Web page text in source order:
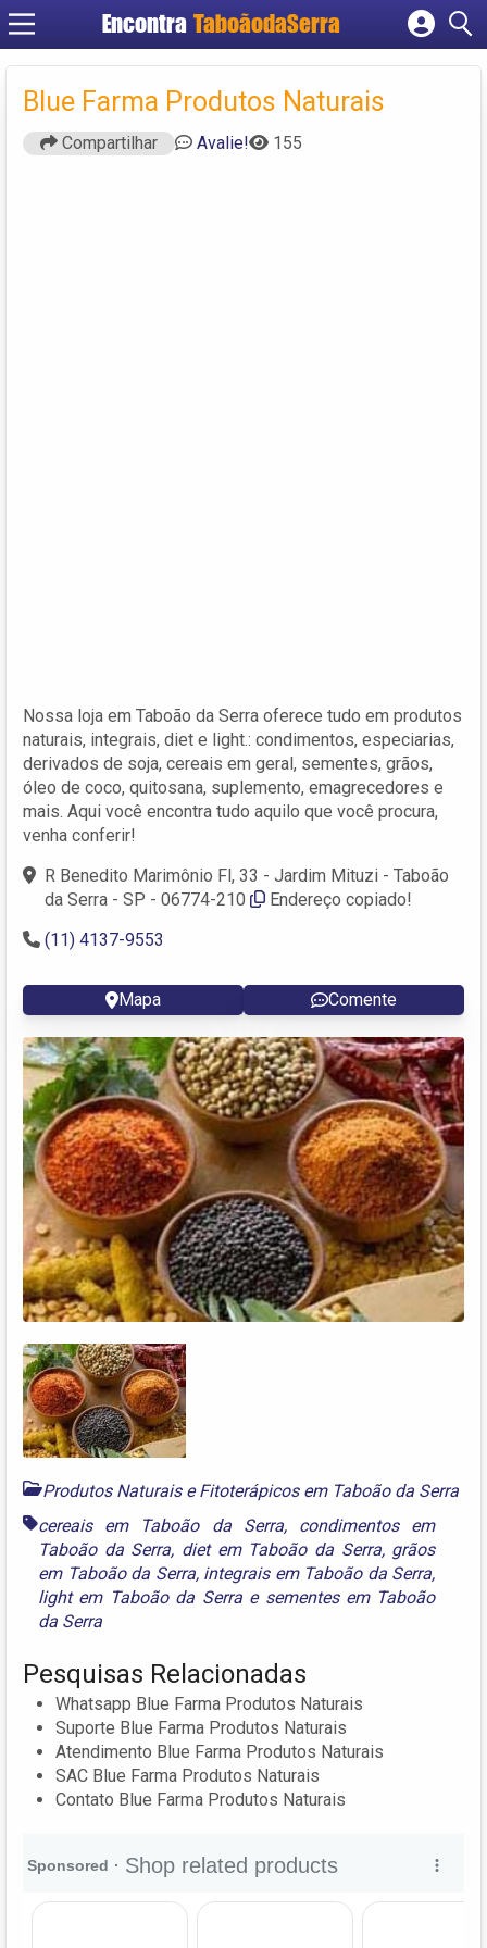
Encontra TaboãodaSerra
Cadastrar empresa
Criar conta
Blue Farma Produtos Naturais
Compartilhar Avalie! 155
Nossa loja em Taboão da Serra oferece tudo em produtos
naturais, integrais, diet e light.: condimentos, especiarias,
derivados de soja, cereais em geral, sementes, grãos,
óleo de coco, quitosana, suplemento, emagrecedores e
mais. Aqui você encontra tudo aquilo que você procura,
venha conferir!
R Benedito Marimônio Fl, 33 - Jardim Mituzi - Taboão
da Serra - SP - 06774-210
Endereço copiado!
(11) 4137-9553
Mapa Comente
Produtos Naturais e Fitoterápicos em Taboão da Serra
cereais em Taboão da Serra, condimentos em
Taboão da Serra, diet em Taboão da Serra, grãos
em Taboão da Serra, integrais em Taboão da Serra,
light em Taboão da Serrae sementes em Taboão
da Serra
Pesquisas Relacionadas
Whatsapp Blue Farma Produtos Naturais
Suporte Blue Farma Produtos Naturais
Atendimento Blue Farma Produtos Naturais
SAC Blue Farma Produtos Naturais
Contato Blue Farma Produtos Naturais